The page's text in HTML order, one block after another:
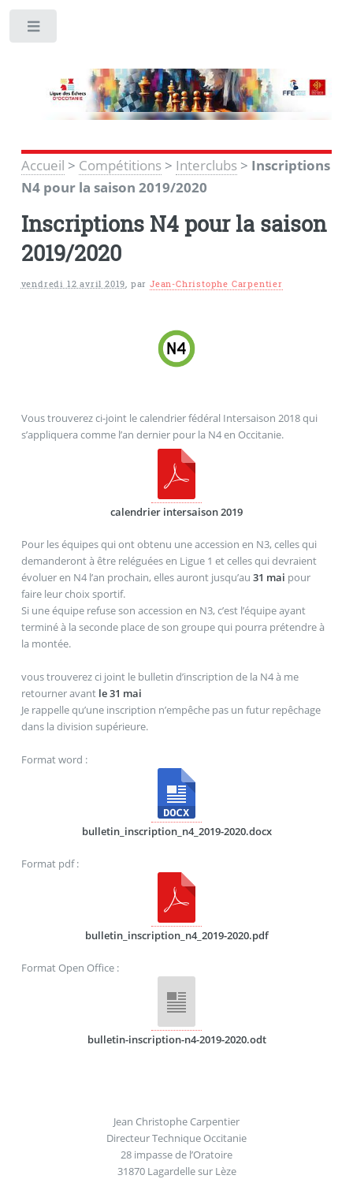
Accueil > Compétitions> Interclubs> Inscriptions
N4 pour la saison 2019/2020
Inscriptions N4 pour la saison
2019/2020
vendredi 12 avril 2019, parJean-Christophe Carpentier
Vous trouverez ci-joint le calendrier fédéral Intersaison 2018 qui
s’appliquera comme l’an dernier pour la N4 en Occitanie.
calendrier intersaison 2019
Pour les équipes qui ont obtenu une accession en N3, celles qui
demanderont à être reléguées en Ligue 1 et celles qui devraient
évoluer en N4 l’an prochain, elles auront jusqu’au 31 mai pour
faire leur choix sportif.
Si une équipe refuse son accession en N3, c’est l’équipe ayant
terminé à la seconde place de son groupe qui pourra prétendre à
la montée.
vous trouverez ci joint le bulletin d’inscription de la N4 à me
retourner avant le 31 mai
Je rappelle qu’une inscription n’empêche pas un futur repêchage
dans la division supérieure.
Format word :
bulletin_inscription_n4_2019-2020.docx
Format pdf :
bulletin_inscription_n4_2019-2020.pdf
Format Open Office :
bulletin-inscription-n4-2019-2020.odt
Jean Christophe Carpentier
Directeur Technique Occitanie
28 impasse de l’Oratoire
31870 Lagardelle sur Lèze